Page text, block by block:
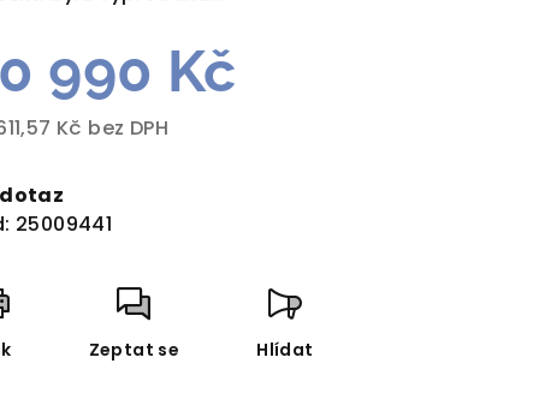
990 Kč
Kč bez DPH
25009441
Zeptat se Hlídat